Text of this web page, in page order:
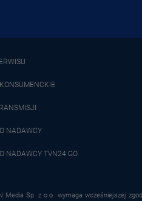
NADAWCY
NADAWCY TVN24 GO
Media Sp. z o.o. wymaga wcześniejszej